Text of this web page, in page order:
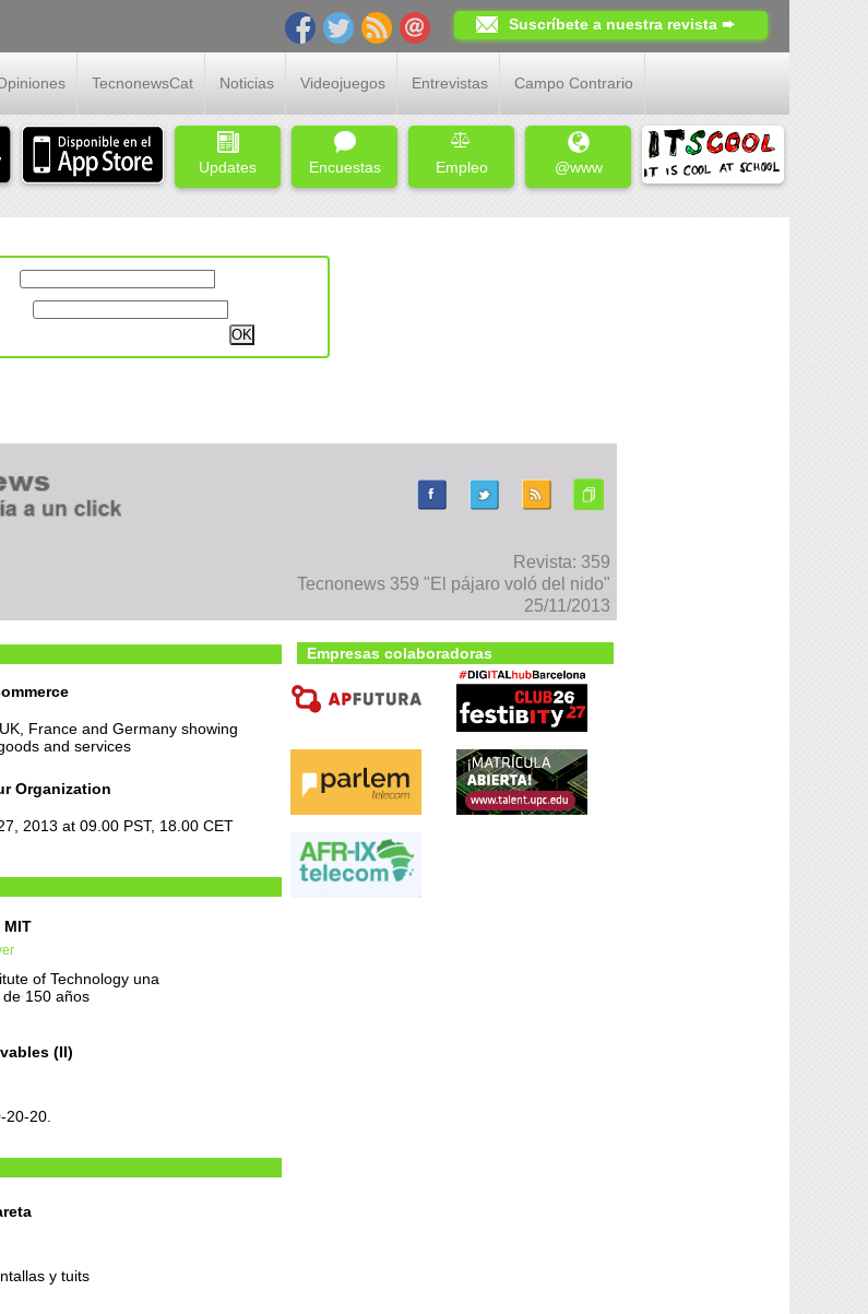
Suscríbete a nuestra revista ➨
TecnonewsCat Noticias Videojuegos Entrevistas Campo Contrario
Updates Encuestas Empleo @www
Revista: 359
Tecnonews 359 "El pájaro voló del nido"
25/11/2013
France and Germany showing
and services
Organization
2013 at 09.00 PST, 18.00 CET
of Technology una
150 años
(II)
20-20.
y tuits
Empresas colaboradoras